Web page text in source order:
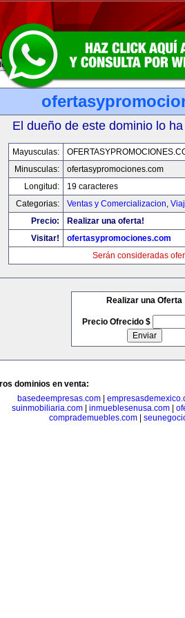
El dueño de este dominio lo
Mayusculas:
Minusculas:
ofertasypromociones.com
Longitud:
19 caracteres
Categorias:
Ventas y Comercializacion,
Precio:
Realizar una oferta!
Visitar!
ofertasypromociones.com
Serán consideradas
Realizar una Oferta
Precio Ofrecido $
dominios en venta:
basedeempresas.com|
suinmobiliaria.com
inmueblesenusa.com
comprademuebles.com